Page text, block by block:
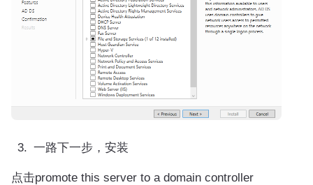
一路下一步，安装
点击promote this server to a domain controller